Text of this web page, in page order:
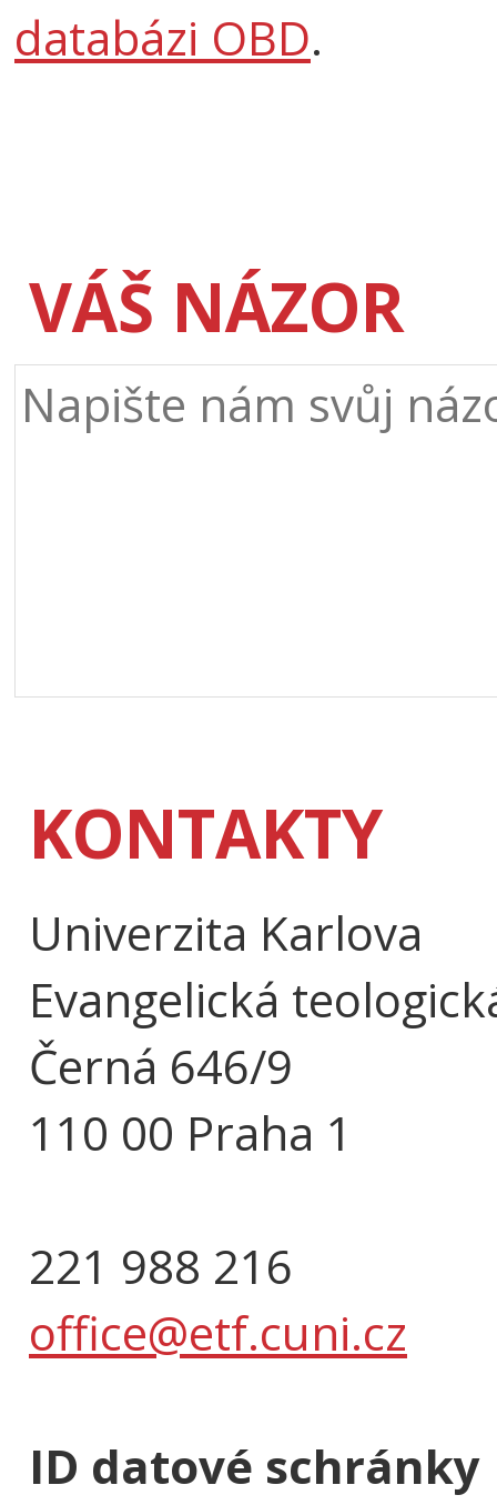
databázi OBD.
VÁŠ NÁZOR
KONTAKTY
Univerzita Karlova
Evangelická
Černá 646/9
110 00 Praha 1
221 988 216
office@etf.cuni.cz
ID datové schránky